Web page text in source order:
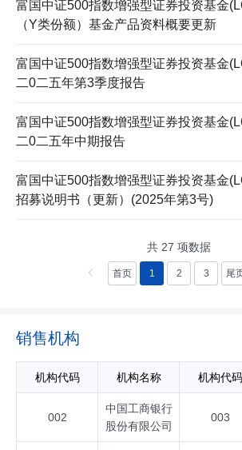
富国中证500指数增强型证券投资基金
（Y类份额）基金产品资料概要更新
富国中证500指数增强型证券投资基金
二0二五年第3季度报告
富国中证500指数增强型证券投资基金
二0二五年中期报告
富国中证500指数增强型证券投资基金
招募说明书（更新）(2025年第3号)
共 27 项数据
首页 1 2 3 尾
销售机构
机构代码 机构名称 机构代码
002
中国工商银行
股份有限公司
003